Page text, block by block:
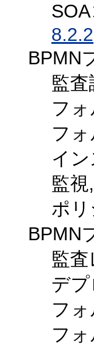
8.2.2
BPMN
監
フ
フ
イ
監視,
ポリ
BPMN
監
デ
フ
フ